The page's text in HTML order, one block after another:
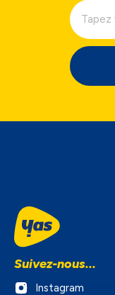
Suivez-nous...
Instagram